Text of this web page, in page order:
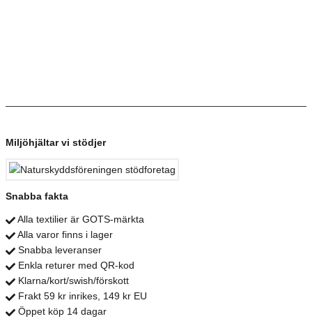
Miljöhjältar vi stödjer
Snabba fakta
Alla textilier är GOTS-märkta
Alla varor finns i lager
Snabba leveranser
Enkla returer med QR-kod
Klarna/kort/swish/förskott
Frakt 59 kr inrikes, 149 kr EU
Öppet köp 14 dagar